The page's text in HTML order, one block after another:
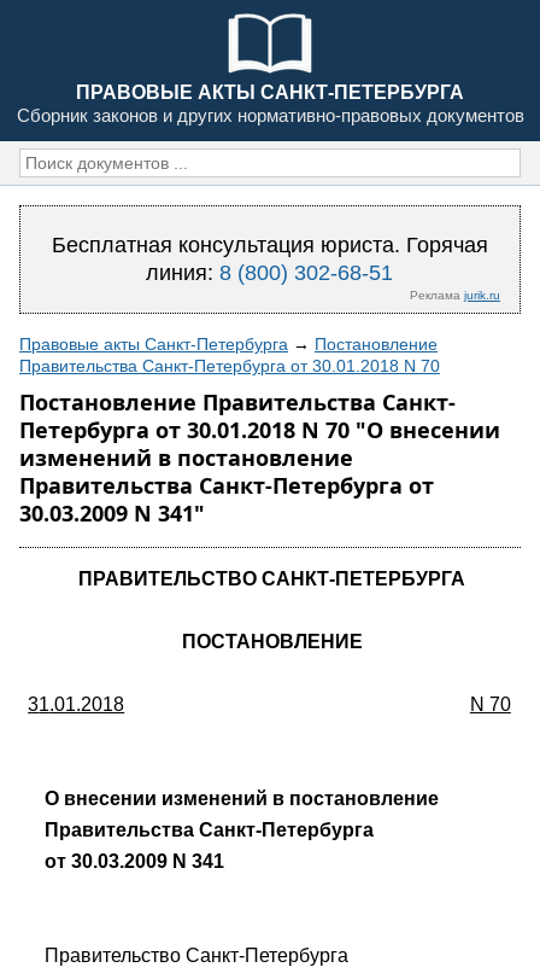
ПРАВОВЫЕ АКТЫ САНКТ-ПЕТЕРБУРГА
Сборник законов и других нормативно-правовых документов
Бесплатная консультация юриста. Горячая
линия:8 (800) 302-68-51
Реклама jurik.ru
Правовые акты Санкт-Петербурга → Постановление
Правительства Санкт-Петербурга от 30.01.2018 N 70
Постановление Правительства Санкт-
Петербурга от 30.01.2018 N 70 "О внесении
изменений в постановление
Правительства Санкт-Петербурга от
30.03.2009 N 341"
ПРАВИТЕЛЬСТВО САНКТ-ПЕТЕРБУРГА
ПОСТАНОВЛЕНИЕ
31.01.2018 N 70
О внесении изменений в постановление
Правительства Санкт-Петербурга
от 30.03.2009 N 341
Правительство Санкт-Петербурга